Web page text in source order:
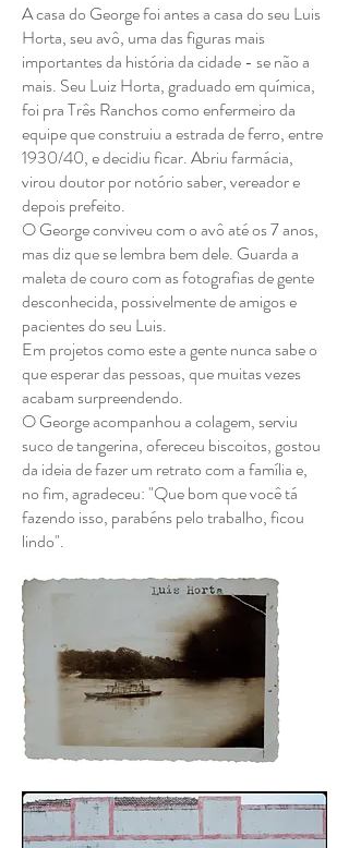
A casa do George foi antes a casa do seu Luis
Horta, seu avô, uma das figuras mais
importantes da história da cidade - se não a
mais. Seu Luiz Horta, graduado em química,
foi pra Três Ranchos como enfermeiro da
equipe que construiu a estrada de ferro, entre
1930/40, e decidiu ficar. Abriu farmácia,
virou doutor por notório saber, vereador e
depois prefeito.
O George conviveu com o avô até os 7 anos,
mas diz que se lembra bem dele. Guarda a
maleta de couro com as fotografias de gente
desconhecida, possivelmente de amigos e
pacientes do seu Luis.
Em projetos como este a gente nunca sabe o
que esperar das pessoas, que muitas vezes
acabam surpreendendo.
O George acompanhou a colagem, serviu
suco de tangerina, ofereceu biscoitos, gostou
da ideia de fazer um retrato com a família e,
no fim, agradeceu: "Que bom que você tá
fazendo isso, parabéns pelo trabalho, ficou
lindo".